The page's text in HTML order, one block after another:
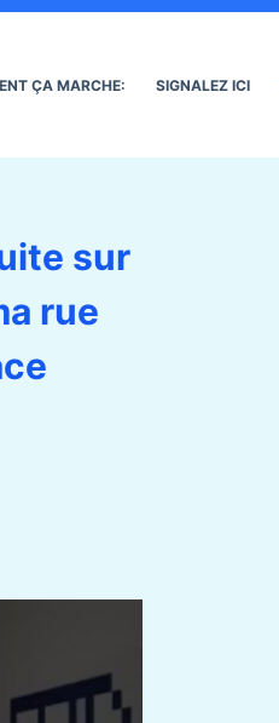
ÇA MARCHE: SIGNALEZ ICI
sur
rue